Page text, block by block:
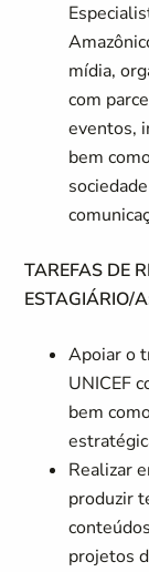
mídia,
com
eventos,
bem
TAREFAS DE
ESTAGIÁRIO/
Apoiar o
UNICEF
bem
Realizar
produzir
projetos